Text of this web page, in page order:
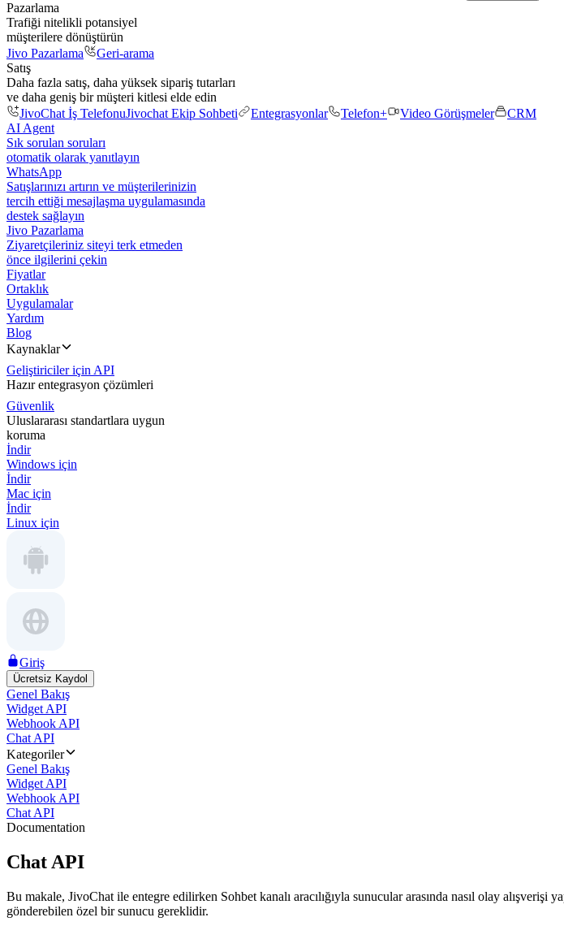
Pazarlama
Trafiği nitelikli potansiyel
müşterilere dönüştürün
Jivo Pazarlama
Geri-arama
Satış
Daha fazla satış, daha yüksek sipariş tutarları
ve daha geniş bir müşteri kitlesi elde edin
JivoChat İş TelefonuJivochat Ekip Sohbeti Entegrasyonlar Telefon+ Video Görüşmeler
CRM
AI Agent
Sık sorulan soruları
otomatik olarak yanıtlayın
WhatsApp
Satışlarınızı artırın ve müşterilerinizin
tercih ettiği mesajlaşma uygulamasında
destek sağlayın
Jivo Pazarlama
Ziyaretçileriniz siteyi terk etmeden
önce ilgilerini çekin
Fiyatlar
Ortaklık
Uygulamalar
Yardım
Blog
Kaynaklar
Geliştiriciler için API
Hazır entegrasyon çözümleri
Güvenlik
Uluslararası standartlara uygun
koruma
İndir
Windows için
İndir
Mac için
İndir
Linux için
Giriş
Ücretsiz Kaydol
Genel Bakış
Widget API
Webhook API
Chat API
Kategoriler
Genel Bakış
Widget API
Webhook API
Chat API
Documentation
Chat API
Bu makale, JivoChat ile entegre edilirken Sohbet kanalı aracılığıyla sunucular arasında nasıl olay alışverişi
gönderebilen özel bir sunucu gereklidir.